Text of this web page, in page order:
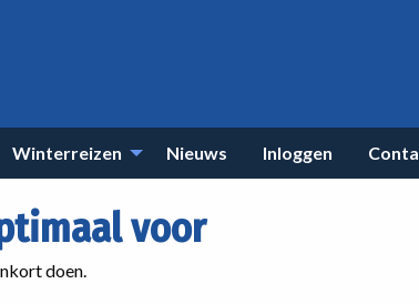
Winterreizen Nieuws Inloggen
voor
doen.